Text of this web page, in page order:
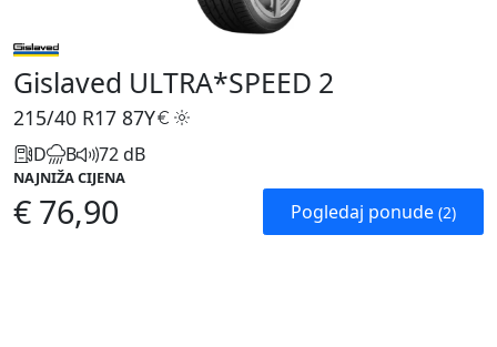
Gislaved ULTRA*SPEED 2
215/40 R17 87Y
D B 72 dB
NAJNIŽA CIJENA
€ 76,90 Pogledaj ponude (2)